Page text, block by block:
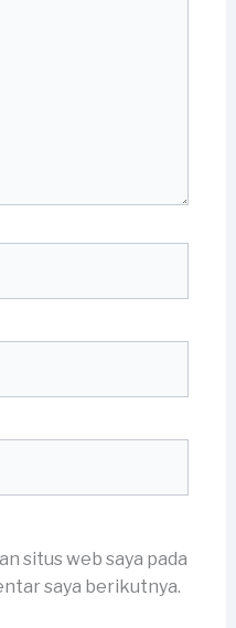
situs web saya pada
saya berikutnya.